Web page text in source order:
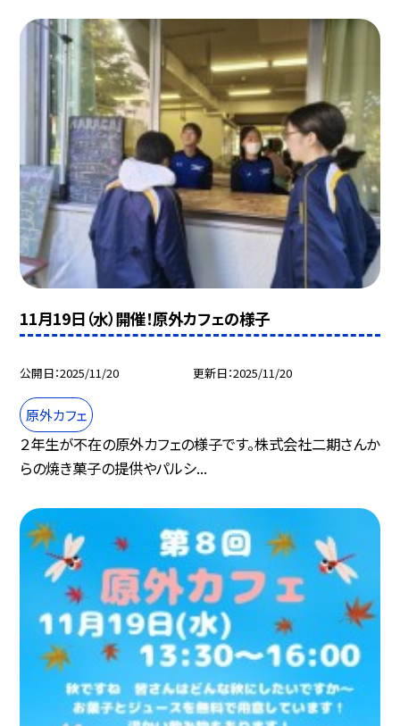
11月19日（水）開催！原外カフェの様子
公開日 2025/11/20 更新日 2025/11/20
原外カフェ
２年生が不在の原外カフェの様子です。株式会社二期さんか
らの焼き菓子の提供やパルシ...